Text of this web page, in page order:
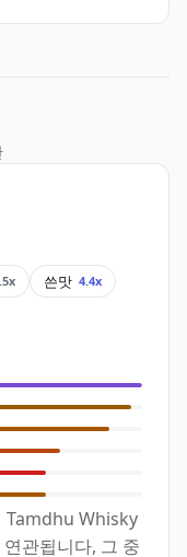
쓴맛 4.4x
Tamdhu Whisky
관됩니다, 그 중